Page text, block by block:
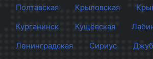
Полтавская
Крыловская
Курганинск
Кущёвская
Ленинградская
Сириус